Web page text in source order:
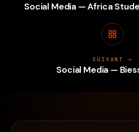
Social Media — Africa
SUIVANT →
Social Media —